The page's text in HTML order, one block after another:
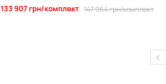
147 964 грн/комплект
133 907 грн/комплект